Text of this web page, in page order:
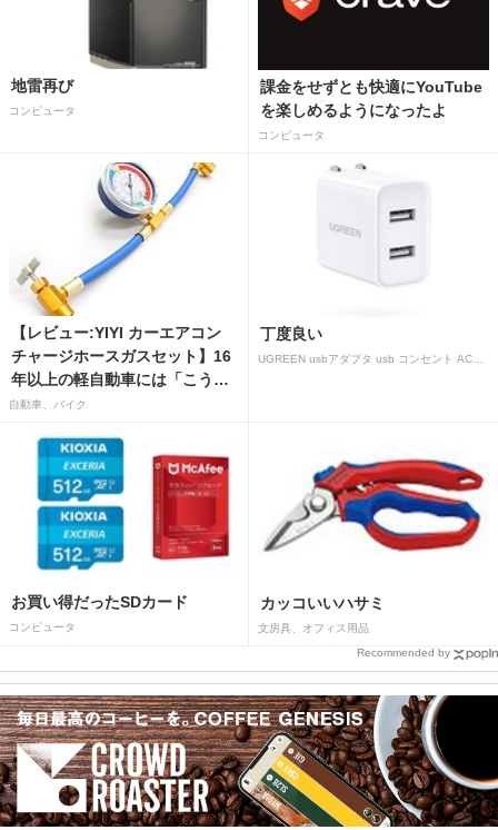
地雷再び
コンピュータ
課金をせずとも快適にYouTube
を楽しめるようになったよ
コンピュータ
【レビュー:YIYI カーエアコン
チャージホースガスセット】16
年以上の軽自動車には「こうか
はばつぐんだ」が…
自動車、バイク
丁度良い
お買い得だったSDカード
コンピュータ
カッコいいハサミ
文房具、オフィス用品
Recommended by